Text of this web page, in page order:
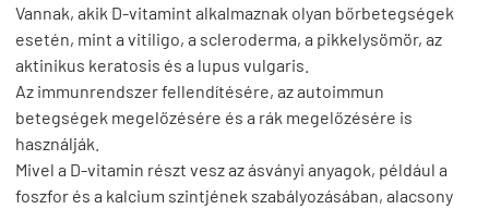
Vannak, akik D-vitamint alkalmaznak olyan bőrbetegségek
esetén, mint a vitiligo, a scleroderma, a pikkelysömör, az
aktinikus keratosis és a lupus vulgaris.
Az immunrendszer fellendítésére, az autoimmun
betegségek megelőzésére és a rák megelőzésére is
használják.
Mivel a D-vitamin részt vesz az ásványi anyagok, például a
foszfor és a kalcium szintjének szabályozásában, alacsony